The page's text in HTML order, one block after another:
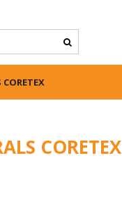
CORETEX